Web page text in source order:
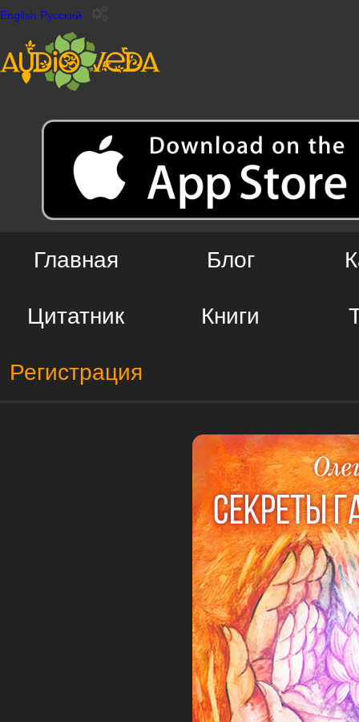
English Русский
Главная Блог
Цитатник Книги
Регистрация